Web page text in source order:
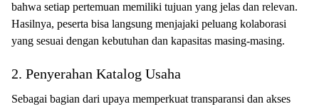
bahwa setiap pertemuan memiliki tujuan yang jelas dan relevan.
Hasilnya, peserta bisa langsung menjajaki peluang kolaborasi
yang sesuai dengan kebutuhan dan kapasitas masing-masing.
2. Penyerahan Katalog Usaha
Sebagai bagian dari upaya memperkuat transparansi dan akses